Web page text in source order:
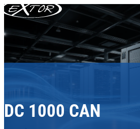
Skip to content
DC 1000 CAN